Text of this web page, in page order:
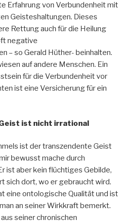
Erfahrung von Verbundenheit mit
Geisteshaltungen. Dieses
Rettung auch für die Heilung
negative
– so Gerald Hüther- beinhalten.
auf andere Menschen. Ein
für die Verbundenheit vor
ist eine Versicherung für ein
ist nicht irrational
ist der transzendente Geist
bewusst mache durch
ist aber kein flüchtiges Gebilde,
sich dort, wo er gebraucht wird.
eine ontologische Qualität und ist
an seiner Wirkkraft bemerkt.
seiner chronischen